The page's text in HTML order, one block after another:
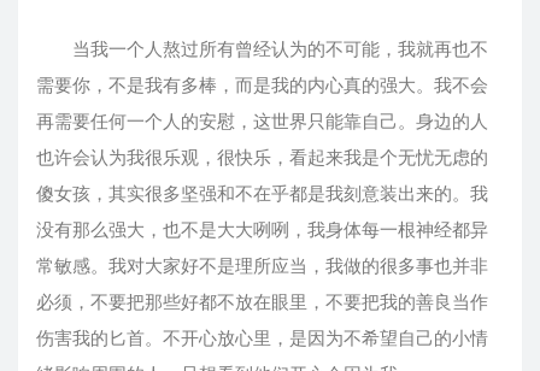
当我一个人熬过所有曾经认为的不可能，我就再也不
需要你，不是我有多棒，而是我的内心真的强大。我不会
再需要任何一个人的安慰，这世界只能靠自己。身边的人
也许会认为我很乐观，很快乐，看起来我是个无忧无虑的
傻女孩，其实很多坚强和不在乎都是我刻意装出来的。我
没有那么强大，也不是大大咧咧，我身体每一根神经都异
常敏感。我对大家好不是理所应当，我做的很多事也并非
必须，不要把那些好都不放在眼里，不要把我的善良当作
伤害我的匕首。不开心放心里，是因为不希望自己的小情